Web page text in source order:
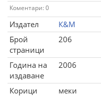
Коментари: 0
Издател
К&М
Брой
страници
206
Година на
издаване
2006
Корици
меки